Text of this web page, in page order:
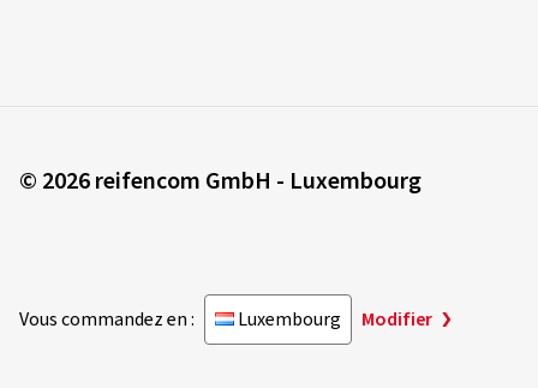
© 2026 reifencom GmbH - Luxembourg
Vous commandez en : Luxembourg Modifier